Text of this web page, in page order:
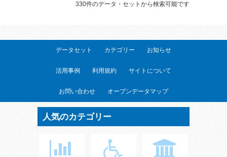
330件のデータ・セットから検索可能です
データセット カテゴリー お知らせ
活用事例 利用規約 サイトについて
お問い合わせ オープンデータマップ
人気のカテゴリー